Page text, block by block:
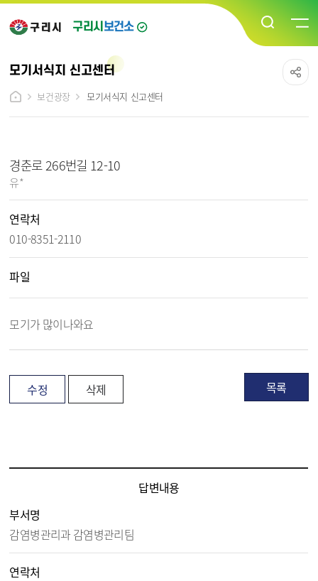
구리시 보건소
모기서식지 신고센터
보건광장
모기서식지 신고센터
경춘로 266번길 12-10
유*
연락처
010-8351-2110
파일
모기가 많이나와요
수정 삭제 목록
답변내용
부서명
감염병관리과 감염병관리팀
연락처